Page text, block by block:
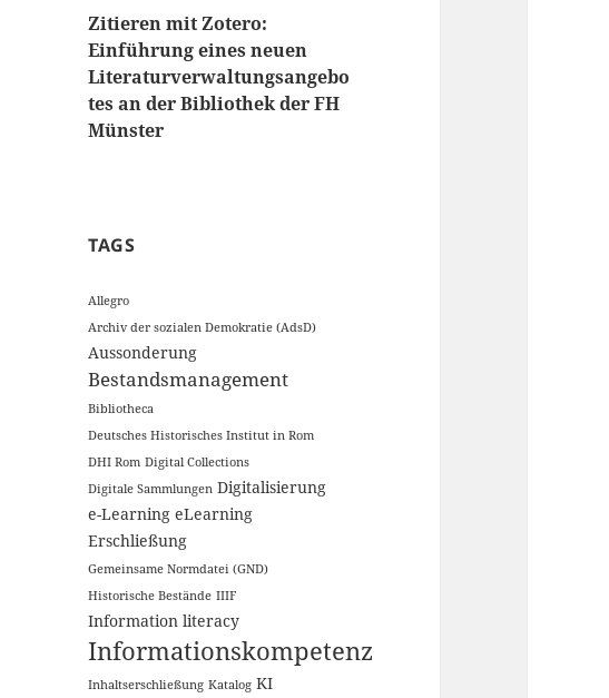
Zitieren mit Zotero:
Einführung eines neuen
Literaturverwaltungsangebo
tes an der Bibliothek der FH
Münster
TAGS
Allegro
Archiv der sozialen Demokratie (AdsD)
Aussonderung
Bestandsmanagement
Bibliotheca
Deutsches Historisches Institut in Rom
DHI Rom Digital Collections
Digitale Sammlungen Digitalisierung
e-Learning eLearning
Erschließung
Gemeinsame Normdatei (GND)
Historische Bestände IIIF
Information literacy
Informationskompetenz
Inhaltserschließung Katalog KI